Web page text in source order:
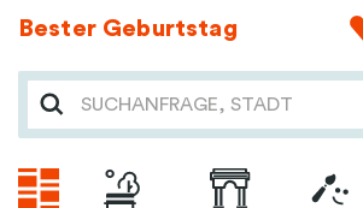
Bester Geburtstag